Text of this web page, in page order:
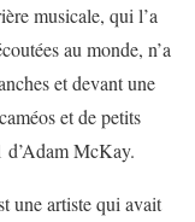
musicale, qui l’a
au monde, n’a
et devant une
et de petits
d’Adam McKay.
une artiste qui avait